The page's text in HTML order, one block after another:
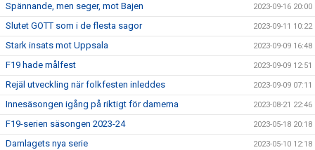
Spännande, men seger, mot Bajen 2023-09-16 20:00
Slutet GOTT som i de flesta sagor 2023-09-11 10:22
Stark insats mot Uppsala 2023-09-09 16:48
F19 hade målfest 2023-09-09 12:51
Rejäl utveckling när folkfesten inleddes 2023-09-09 07:11
Innesäsongen igång på riktigt för damerna 2023-08-21 22:46
F19-serien säsongen 2023-24 2023-05-18 20:18
Damlagets nya serie 2023-05-10 12:18